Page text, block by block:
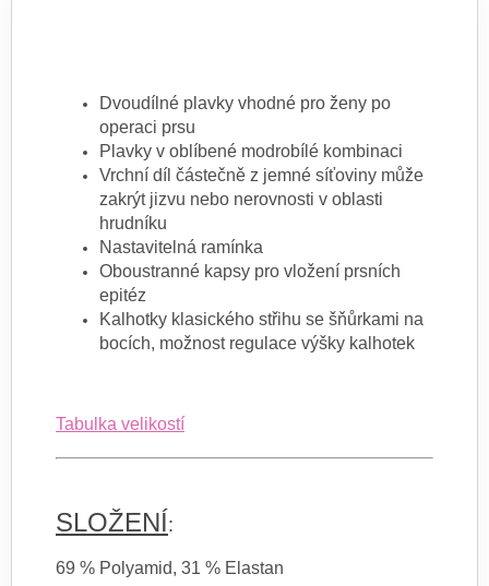
Dvoudílné plavky vhodné pro ženy po
operaci prsu
Plavky v oblíbené modrobílé kombinaci
Vrchní díl částečně z jemné síťoviny může
zakrýt jizvu nebo nerovnosti v oblasti
hrudníku
Nastavitelná ramínka
Oboustranné kapsy pro vložení prsních
epitéz
Kalhotky klasického střihu se šňůrkami na
bocích, možnost regulace výšky kalhotek
Tabulka velikostí
SLOŽENÍ:
69 % Polyamid, 31 % Elastan